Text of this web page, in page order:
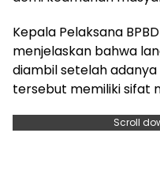
Kepala Pelaksana
menjelaskan bahwa
diambil setelah
tersebut memiliki sifat
Scroll